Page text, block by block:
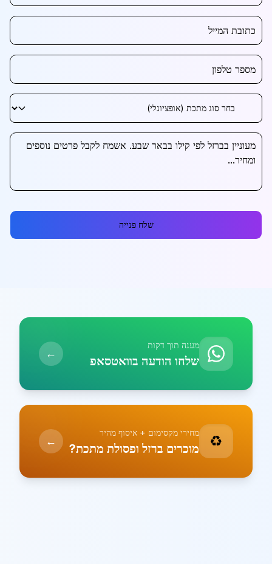
שלח פנייה
מענה תוך דקות
שלחו הודעה בוואטסאפ ←
♻️ מחירי מקסימום + איסוף מהיר
מוכרים ברזל ופסולת מתכת? ←